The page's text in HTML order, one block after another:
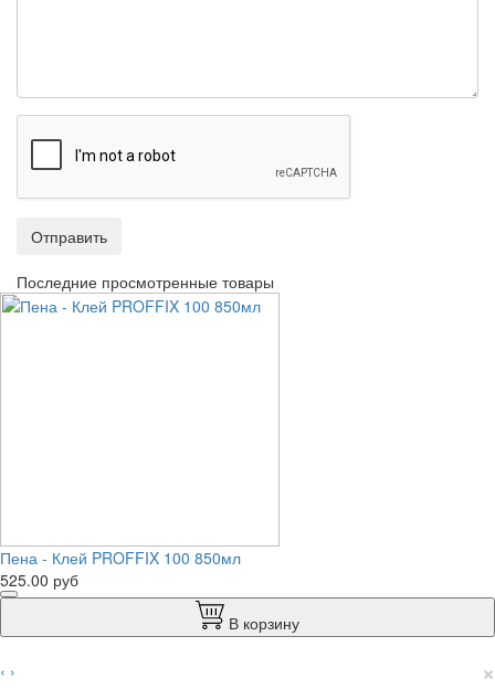
Отправить
Последние просмотренные товары
Пена - Клей PROFFIX 100 850мл
525.00 руб
В корзину
‹ › ×